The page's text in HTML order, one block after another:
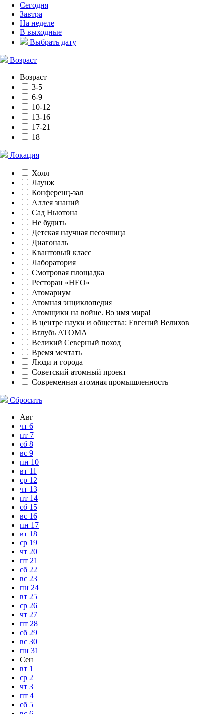
Сегодня
Завтра
На неделе
В выходные
Выбрать дату
Возраст
Возраст
3-5
6-9
10-12
13-16
17-21
18+
Локация
Холл
Лаунж
Конференц-зал
Аллея знаний
Сад Ньютона
Не будить
Детская научная песочница
Диагональ
Квантовый класс
Лаборатория
Смотровая площадка
Ресторан «НЕО»
Атомариум
Атомная энциклопедия
Атомщики на войне. Во имя мира!
В центре науки и общества: Евгений Велихов
Вглубь АТОМА
Великий Северный поход
Время мечтать
Люди и города
Советский атомный проект
Современная атомная промышленность
Сбросить
Авг
чт 6
пт 7
сб 8
вс 9
пн 10
вт 11
ср 12
чт 13
пт 14
сб 15
вс 16
пн 17
вт 18
ср 19
чт 20
пт 21
сб 22
вс 23
пн 24
вт 25
ср 26
чт 27
пт 28
сб 29
вс 30
пн 31
Сен
вт 1
ср 2
чт 3
пт 4
сб 5